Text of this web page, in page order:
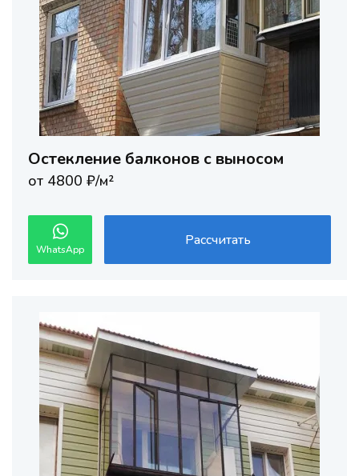
Остекление балконов с выносом
от 4800 ₽/м²
WhatsApp
Рассчитать